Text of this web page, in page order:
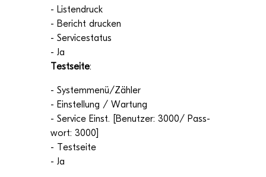
- Lis­ten­druck
- Bericht dru­cken
- Ser­vice­sta­tus
- Ja
Test­seite:
- Systemmenü/Zähler
- Ein­stel­lung / War­tung
- Ser­vice Einst. [Benut­zer: 3000/ Pass­
wort: 3000]
- Test­seite
- Ja